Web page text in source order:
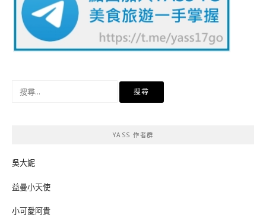
YASS 作者群
吳大妮
益曼小天使
小可愛阿貴